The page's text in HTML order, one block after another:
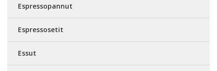
Espressopannut
Espressosetit
Essut